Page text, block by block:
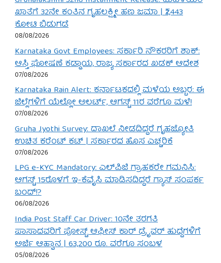
ಖಾತೆಗೆ 32ನೇ ಕಂತಿನ ಗೃಹಲಕ್ಷ್ಮೀ ಹಣ ಜಮಾ | ₹2,443
ಕೋಟಿ ಬಿಡುಗಡೆ
08/08/2026
Karnataka Govt Employees: ಸರ್ಕಾರಿ ನೌಕರರಿಗೆ ಶಾಕ್:
ಆಸ್ತಿ ಘೋಷಣೆ ಕಡ್ಡಾಯ, ರಾಜ್ಯ ಸರ್ಕಾರದ ಖಡಕ್ ಆದೇಶ
07/08/2026
Karnataka Rain Alert: ಕರ್ನಾಟಕದಲ್ಲಿ ಮಳೆಯ ಅಬ್ಬರ: ಈ
ಜಿಲ್ಲೆಗಳಿಗೆ ಯೆಲ್ಲೋ ಅಲರ್ಟ್, ಆಗಸ್ಟ್ 11ರ ವರೆಗೂ ಮಳೆ!
07/08/2026
Gruha Jyothi Survey: ದಾಖಲೆ ನೀಡದಿದ್ದರೆ ಗೃಹಜ್ಯೋತಿ
ಉಚಿತ ಕರೆಂಟ್ ಕಟ್ | ಸರ್ಕಾರದ ಹೊಸ ಎಚ್ಚರಿಕೆ
07/08/2026
LPG e-KYC Mandatory: ಎಲ್‌ಪಿಜಿ ಗ್ರಾಹಕರೇ ಗಮನಿಸಿ:
ಆಗಸ್ಟ್ 15ರೊಳಗೆ ಇ-ಕೆವೈಸಿ ಮಾಡಿಸದಿದ್ದರೆ ಗ್ಯಾಸ್ ಸಂಪರ್ಕ
ಬಂದ್!?
06/08/2026
India Post Staff Car Driver: 10ನೇ ತರಗತಿ
ಪಾಸಾದವರಿಗೆ ಪೋಸ್ಟ್ ಆಫೀಸ್ ಕಾರ್ ಡ್ರೈವರ್ ಹುದ್ದೆಗಳಿಗೆ
ಅರ್ಜಿ ಆಹ್ವಾನ | 63,200 ರೂ. ವರೆಗೂ ಸಂಬಳ
05/08/2026